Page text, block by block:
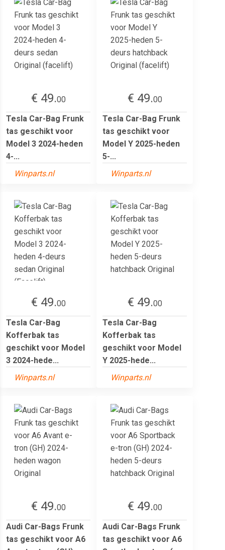
€ 49.00
Tesla Car-Bag Frunk
tas geschikt voor
Model 3 2024-heden
4-...
Winparts.nl
€ 49.00
Tesla Car-Bag Frunk
tas geschikt voor
Model Y 2025-heden
5-...
Winparts.nl
€ 49.00
Tesla Car-Bag
Kofferbak tas
geschikt voor Model
3 2024-hede...
Winparts.nl
€ 49.00
Tesla Car-Bag
Kofferbak tas
geschikt voor Model
Y 2025-hede...
Winparts.nl
€ 49.00
Audi Car-Bags Frunk
tas geschikt voor A6
€ 49.00
Audi Car-Bags Frunk
tas geschikt voor A6